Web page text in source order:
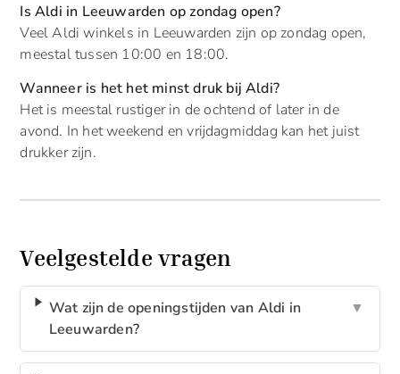
Is Aldi in Leeuwarden op zondag open?
Veel Aldi winkels in Leeuwarden zijn op zondag open,
meestal tussen 10:00 en 18:00.
Wanneer is het het minst druk bij Aldi?
Het is meestal rustiger in de ochtend of later in de
avond. In het weekend en vrijdagmiddag kan het juist
drukker zijn.
Veelgestelde vragen
Wat zijn de openingstijden van Aldi in
Leeuwarden?
▼